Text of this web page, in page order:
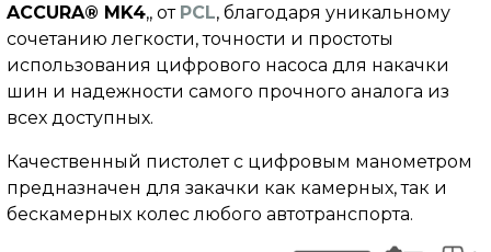
ACCURA® MK4,, от PCL, благодаря уникальному
сочетанию легкости, точности и простоты
использования цифрового насоса для накачки
шин и надежности самого прочного аналога из
всех доступных.
Качественный пистолет с цифровым манометром
предназначен для закачки как камерных, так и
бескамерных колес любого автотранспорта.